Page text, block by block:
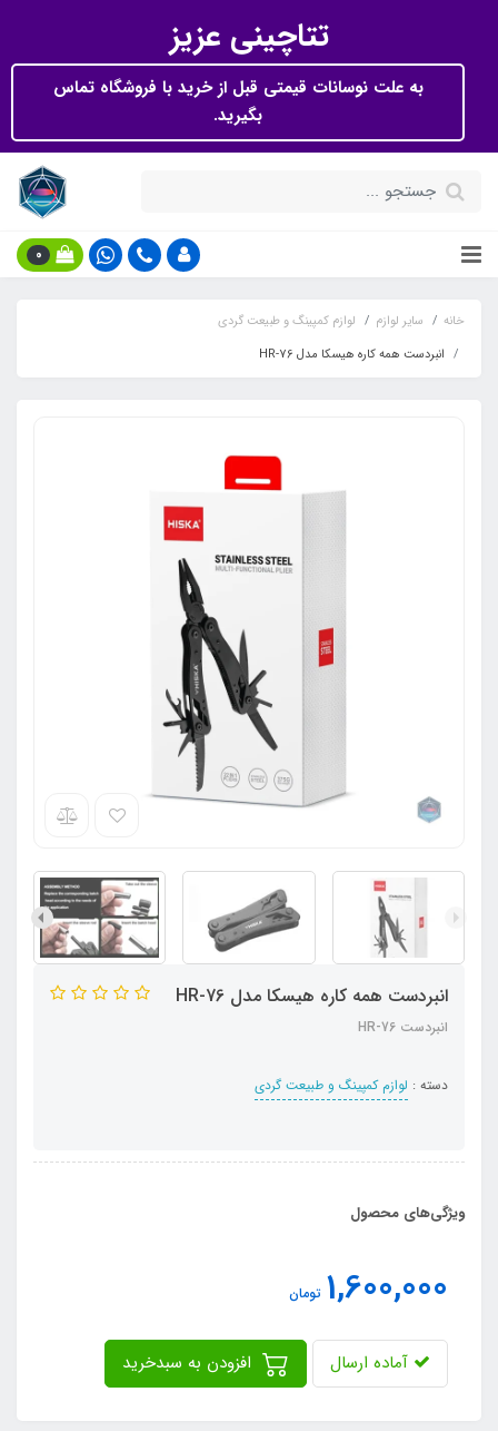
تتاچینی عزیز
به علت نوسانات قیمتی قبل از خرید با فروشگاه تماس
بگیرید.
0
خانه سایر لوازم
لوازم کمپینگ و طبیعت گردی
انبردست همه کاره هیسکا مدل HR-76
انبردست همه کاره هیسکا مدل HR-76
انبردست HR-76
دسته : لوازم کمپینگ و طبیعت گردی
ویژگی‌های محصول
1,600,000 تومان
آماده ارسال